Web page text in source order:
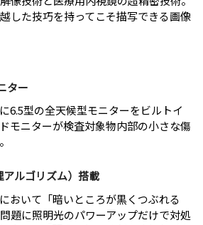
した技巧を持ってこそ描写できる画像
ター
6.5型の全天候型モニターをビルトイ
モニターが検査対象物内部の小さな傷
ルゴリズム）搭載
おいて「暗いところが黒くつぶれる
題に照明光のパワーアップだけで対処